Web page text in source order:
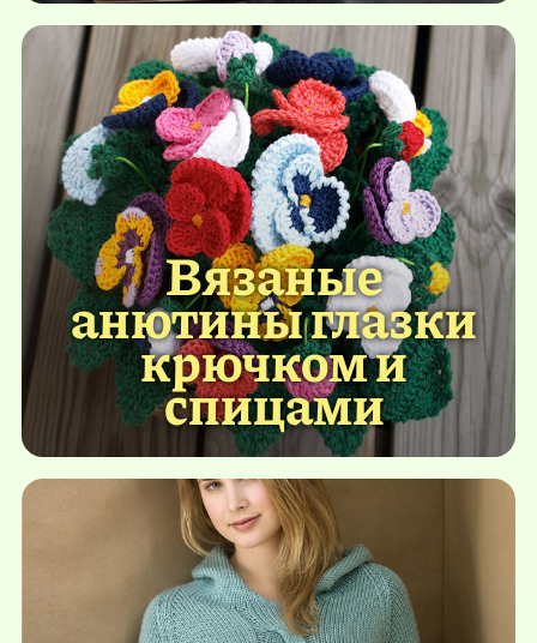
Вязаные
анютины глазки
крючком и
спицами